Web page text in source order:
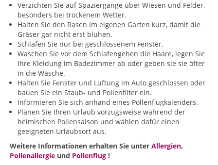
Verzichten Sie auf Spaziergänge über Wiesen und Felder,
besonders bei trockenem Wetter.
Halten Sie den Rasen im eigenen Garten kurz, damit die
Gräser gar nicht erst blühen.
Schlafen Sie nur bei geschlossenem Fenster.
Waschen Sie vor dem Schlafengehen die Haare, legen Sie
Ihre Kleidung im Badezimmer ab oder geben sie sie öfter
in die Wäsche.
Halten Sie Fenster und Lüftung im Auto geschlossen oder
bauen Sie ein Staub- und Pollenfilter ein.
Informieren Sie sich anhand eines Pollenflugkalenders.
Planen Sie Ihren Urlaub vorzugsweise während der
heimischen Pollensaison und wählen dafür einen
geeigneten Urlaubsort aus.
Weitere Informationen erhalten Sie unter Allergien,
Pollenallergie und Pollenflug !